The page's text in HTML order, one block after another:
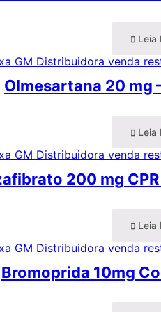
Leia
Olmesartana 20 mg
Leia
200 mg
Leia
Bromoprida 10mg